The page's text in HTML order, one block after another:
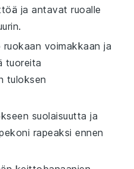
ja antavat ruoalle
ruokaan voimakkaan ja
tuoreita
tuloksen
suolaisuutta ja
rapeaksi ennen